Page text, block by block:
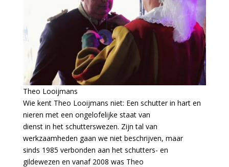
Theo Looijmans
Wie kent Theo Looijmans niet: Een schutter in hart en
nieren met een ongelofelijke staat van
dienst in het schutterswezen. Zijn tal van
werkzaamheden gaan we niet beschrijven, maar
sinds 1985 verbonden aan het schutters- en
gildewezen en vanaf 2008 was Theo